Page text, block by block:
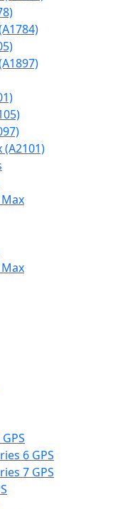
(A2101)
6 GPS
7 GPS